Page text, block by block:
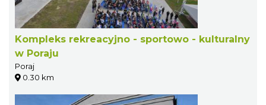
Kompleks rekreacyjno - sportowo - kulturalny
w Poraju
Poraj
0.30 km